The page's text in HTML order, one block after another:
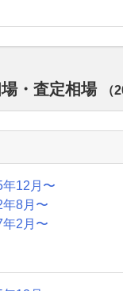
・査定相場 （
年12月〜
年8月〜
年2月〜